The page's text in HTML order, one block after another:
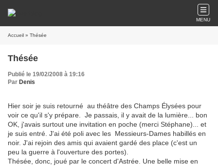
MENU
Accueil » Thésée
Thésée
Publié le 19/02/2008 à 19:16
Par Denis
Hier soir je suis retourné au théâtre des Champs Élysées pour
voir ce qu'il s'y prépare. Je passais, il y avait de la lumière... bon
OK, j'avais surtout une invitation en poche (merci Stéphane)... et
je suis entré. J'ai été poli avec les Messieurs-Dames habillés en
noir. J'ai rejoin des amis qui avaient gardé des place (c'est un
peu la guerre à l'ouverture des portes).
Thésée, donc, joué par le concert d'Astrée. Une belle mise en